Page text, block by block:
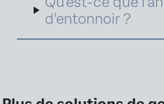
d'entonnoir ?